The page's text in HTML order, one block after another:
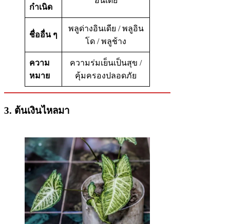
กำเนิด
ชื่ออื่น ๆ
พลูด่างอินเดีย / พลูอิน
โด / พลูช้าง
ความ
หมาย
ความร่มเย็นเป็นสุข /
คุ้มครองปลอดภัย
3. ต้นเงินไหลมา